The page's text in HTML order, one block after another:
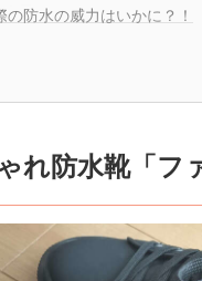
の防水の威力はいかに？！
れ防水靴「フ